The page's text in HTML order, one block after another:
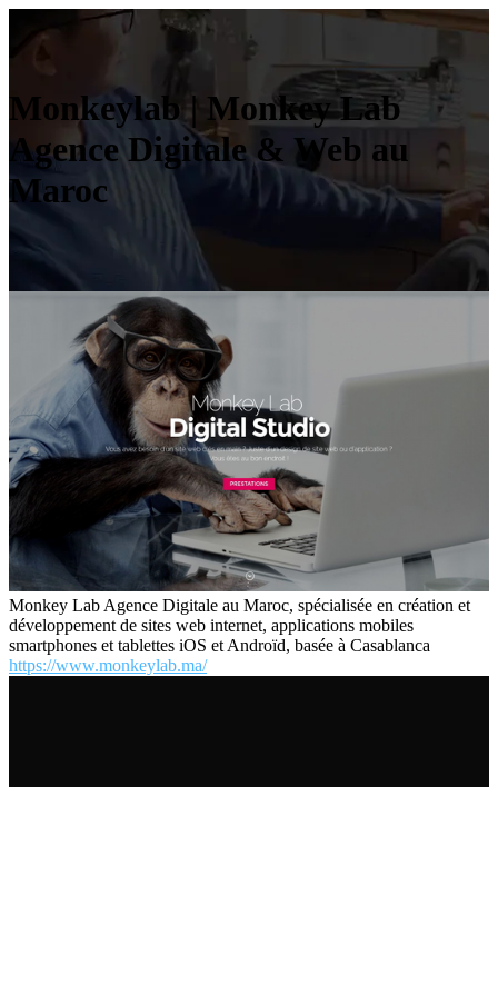
Monkeylab | Monkey Lab
Agence Digitale & Web au
Maroc
Monkey Lab Agence Digitale au Maroc, spécialisée en création et
développement de sites web internet, applications mobiles
smartphones et tablettes iOS et Androïd, basée à Casablanca
https://www.monkeylab.ma/